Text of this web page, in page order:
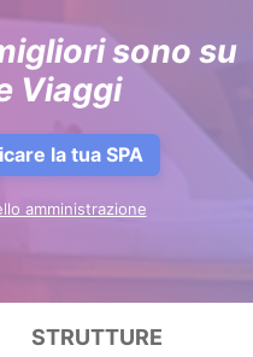
sono su
Viaggi
la tua SPA
amministrazione
STRUTTURE